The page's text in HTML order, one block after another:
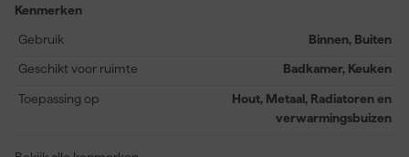
kunt rekenen op een uitstekende dekking van 14 meter per liter
schoon te houden is.
Kenmerken
Gebruik
Binnen, Buiten
Geschikt voor ruimte Badkamer, Keuken
Toepassing op
Hout, Metaal, Radiatoren en
verwarmingsbuizen